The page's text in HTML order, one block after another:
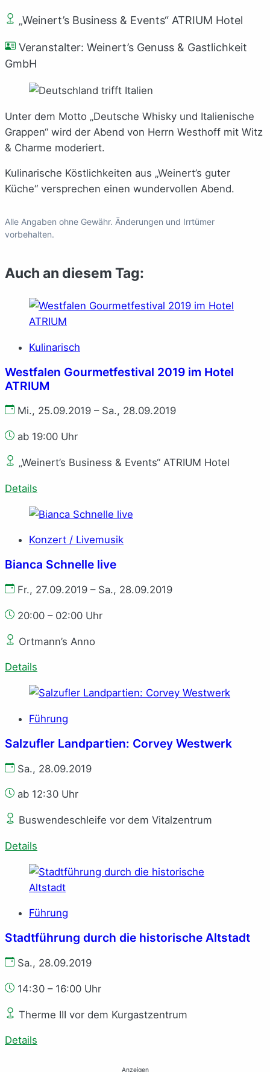
„Weinert’s Business & Events“ ATRIUM Hotel
Veranstalter: Weinert’s Genuss & Gastlichkeit
GmbH
Unter dem Motto „Deutsche Whisky und Italienische
Grappen“ wird der Abend von Herrn Westhoff mit Witz
& Charme moderiert.
Kulinarische Köstlichkeiten aus „Weinert’s guter
Küche“ versprechen einen wundervollen Abend.
Alle Angaben ohne Gewähr. Änderungen und Irrtümer
vorbehalten.
Auch an diesem Tag:
Kulinarisch
Westfalen Gourmetfestival 2019 im Hotel
ATRIUM
Mi., 25.09.2019 – Sa., 28.09.2019
ab 19:00 Uhr
„Weinert’s Business & Events“ ATRIUM Hotel
Details
Konzert / Livemusik
Bianca Schnelle live
Fr., 27.09.2019 – Sa., 28.09.2019
20:00 – 02:00 Uhr
Ortmann’s Anno
Details
Führung
Salzufler Landpartien: Corvey Westwerk
Sa., 28.09.2019
ab 12:30 Uhr
Buswendeschleife vor dem Vitalzentrum
Details
Führung
Stadtführung durch die historische Altstadt
Sa., 28.09.2019
14:30 – 16:00 Uhr
Therme III vor dem Kurgastzentrum
Details
Anzeigen